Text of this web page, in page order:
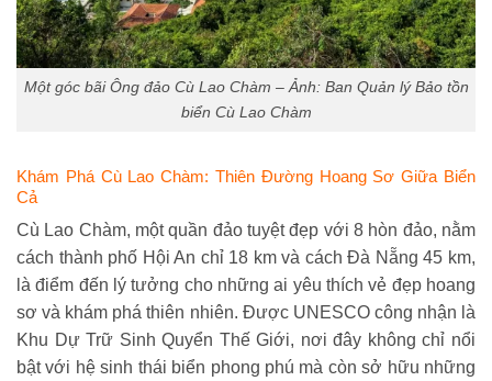
Một góc bãi Ông đảo Cù Lao Chàm – Ảnh: Ban Quản lý Bảo tồn
biển Cù Lao Chàm
Khám Phá Cù Lao Chàm: Thiên Đường Hoang Sơ Giữa Biển
Cả
Cù Lao Chàm, một quần đảo tuyệt đẹp với 8 hòn đảo, nằm
cách thành phố Hội An chỉ 18 km và cách Đà Nẵng 45 km,
là điểm đến lý tưởng cho những ai yêu thích vẻ đẹp hoang
sơ và khám phá thiên nhiên. Được UNESCO công nhận là
Khu Dự Trữ Sinh Quyển Thế Giới, nơi đây không chỉ nổi
bật với hệ sinh thái biển phong phú mà còn sở hữu những